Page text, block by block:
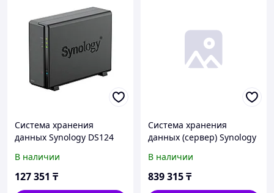
Система хранения
данных Synology DS124
данных)
В наличии
127 351 ₸
Система хранения
данных (сервер) Synology
В наличии
839 315₸